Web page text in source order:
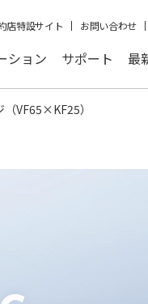
店特設サイト お問い合わせ
ション サポート 最
VF65×KF25）